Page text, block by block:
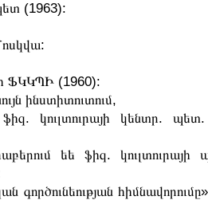
(1963):
ՖԿԿՊԻ (1960):
ինստիտուտում,
ֆիզ. կուլտուրայի կենտր.
եե ֆիզ. կուլտուրայի
գործունեության